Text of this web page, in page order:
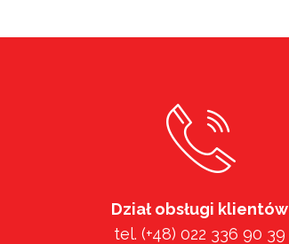
Dział obsługi klientów
tel. (+48) 022 336 90 39